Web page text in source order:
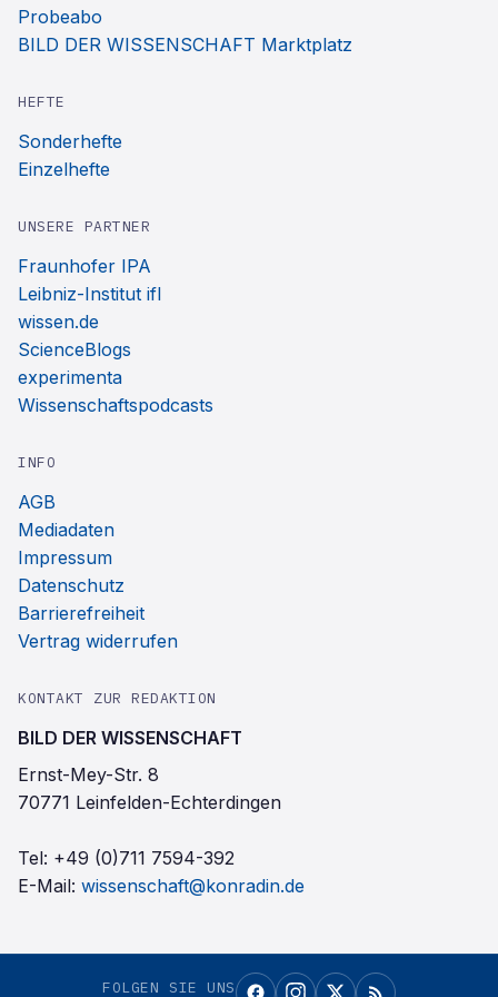
Probeabo
BILD DER WISSENSCHAFT Marktplatz
HEFTE
Sonderhefte
Einzelhefte
UNSERE PARTNER
Fraunhofer IPA
Leibniz-Institut ifl
wissen.de
ScienceBlogs
experimenta
Wissenschaftspodcasts
INFO
AGB
Mediadaten
Impressum
Datenschutz
Barrierefreiheit
Vertrag widerrufen
KONTAKT ZUR REDAKTION
BILD DER WISSENSCHAFT
Ernst-Mey-Str. 8
70771 Leinfelden-Echterdingen
Tel: +49 (0)711 7594-392
E-Mail: wissenschaft@konradin.de
FOLGEN SIE UNS